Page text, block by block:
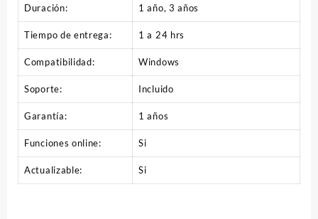
Duración: 1 año, 3 años
Tiempo de entrega: 1 a 24 hrs
Compatibilidad: Windows
Soporte: Incluido
Garantía: 1 años
Funciones online: Si
Actualizable: Si